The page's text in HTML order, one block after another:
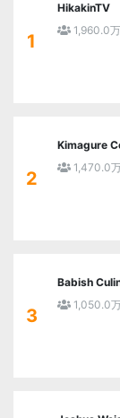
1
HikakinTV
1,960.0
2
Kimagure
1,470.0
3
Babish
1,050.0